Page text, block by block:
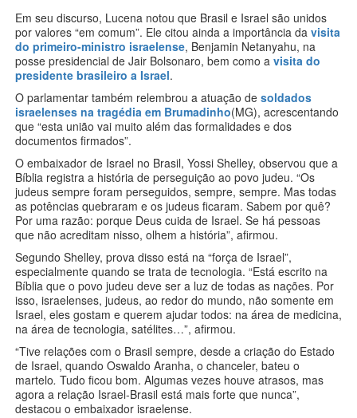
Em seu discurso, Lucena notou que Brasil e Israel são unidos
por valores “em comum”. Ele citou ainda a importância da visita
do primeiro-ministro israelense, Benjamin Netanyahu, na
posse presidencial de Jair Bolsonaro, bem como a visita do
presidente brasileiro a Israel.
O parlamentar também relembrou a atuação de soldados
israelenses na tragédia em Brumadinho(MG), acrescentando
que “esta união vai muito além das formalidades e dos
documentos firmados”.
O embaixador de Israel no Brasil, Yossi Shelley, observou que a
Bíblia registra a história de perseguição ao povo judeu. “Os
judeus sempre foram perseguidos, sempre, sempre. Mas todas
as potências quebraram e os judeus ficaram. Sabem por quê?
Por uma razão: porque Deus cuida de Israel. Se há pessoas
que não acreditam nisso, olhem a história”, afirmou.
Segundo Shelley, prova disso está na “força de Israel”,
especialmente quando se trata de tecnologia. “Está escrito na
Bíblia que o povo judeu deve ser a luz de todas as nações. Por
isso, israelenses, judeus, ao redor do mundo, não somente em
Israel, eles gostam e querem ajudar todos: na área de medicina,
na área de tecnologia, satélites…”, afirmou.
“Tive relações com o Brasil sempre, desde a criação do Estado
de Israel, quando Oswaldo Aranha, o chanceler, bateu o
martelo. Tudo ficou bom. Algumas vezes houve atrasos, mas
agora a relação Israel-Brasil está mais forte que nunca”,
destacou o embaixador israelense.